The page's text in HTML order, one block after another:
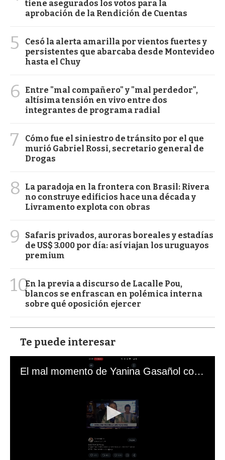
tiene asegurados los votos para la
aprobación de la Rendición de Cuentas
5
Cesó la alerta amarilla por vientos fuertes y
persistentes que abarcaba desde Montevideo
hasta el Chuy
6
Entre "mal compañero" y "mal perdedor",
altísima tensión en vivo entre dos
integrantes de programa radial
7
Cómo fue el siniestro de tránsito por el que
murió Gabriel Rossi, secretario general de
Drogas
8
La paradoja en la frontera con Brasil: Rivera
no construye edificios hace una década y
Livramento explota con obras
9
Safaris privados, auroras boreales y estadías
de US$ 3.000 por día: así viajan los uruguayos
premium
10En la previa a discurso de Lacalle Pou,
blancos se enfrascan en polémica interna
sobre qué oposición ejercer
Te puede interesar
El mal momento de Yanina Gasañol con un hincha argentino en "Subrayado"